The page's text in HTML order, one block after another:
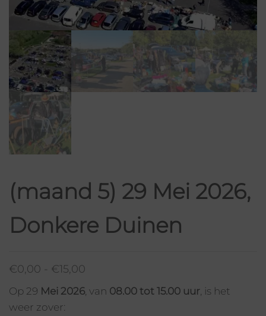
(maand 5) 29 Mei 2026,
Donkere Duinen
€0,00 - €15,00
Op 29 Mei 2026 , van 08.00 tot 15.00 uur , is het
weer zover: